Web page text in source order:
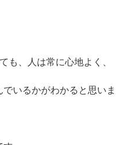
も、人は常に心地よく、
いるかがわかると思いま